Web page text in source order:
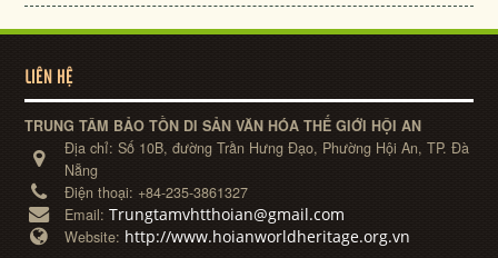
LIÊN HỆ
TRUNG TÂM BẢO TỒN DI SẢN VĂN HÓA THẾ GIỚI HỘI AN
Địa chỉ:Số 10B, đường Trần Hưng Đạo, Phường Hội An, TP. Đà
Nẵng
Điện thoại: +84-235-3861327
Email:Trungtamvhtthoian@gmail.com
Website: http://www.hoianworldheritage.org.vn